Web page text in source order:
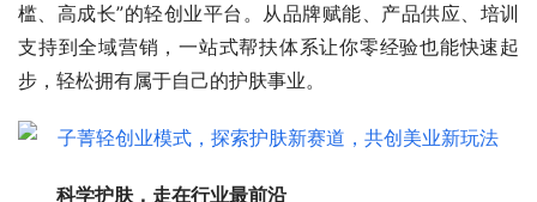
槛、高成长”的轻创业平台。从品牌赋能、产品供应、培训
支持到全域营销，一站式帮扶体系让你零经验也能快速起
步，轻松拥有属于自己的护肤事业。
科学护肤，走在行业最前沿